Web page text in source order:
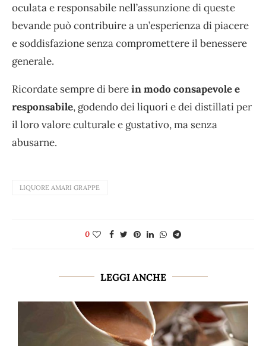
oculata e responsabile nell’assunzione di queste
bevande può contribuire a un’esperienza di piacere
e soddisfazione senza compromettere il benessere
generale.
Ricordate sempre di berein modo consapevole e
responsabile, godendo dei liquori e dei distillati per
il loro valore culturale e gustativo, ma senza
abusarne.
LIQUORE AMARI GRAPPE
0
LEGGI ANCHE